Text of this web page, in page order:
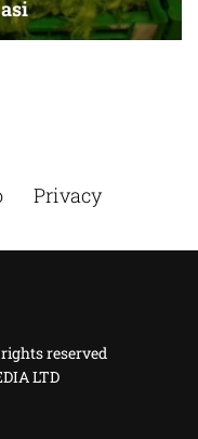
Privacy
reserved
LTD